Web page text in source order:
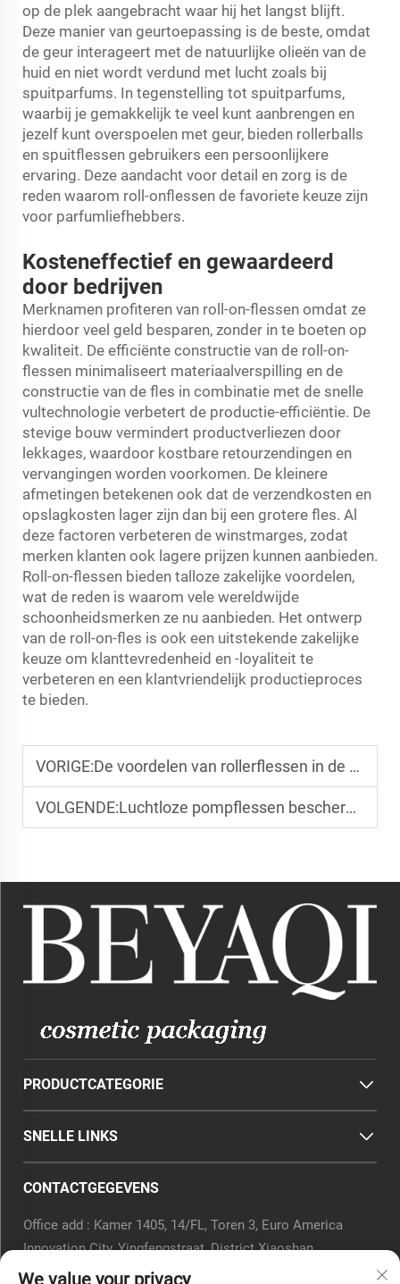
op de plek aangebracht waar hij het langst blijft.
Deze manier van geurtoepassing is de beste, omdat
de geur interageert met de natuurlijke olieën van de
huid en niet wordt verdund met lucht zoals bij
spuitparfums. In tegenstelling tot spuitparfums,
waarbij je gemakkelijk te veel kunt aanbrengen en
jezelf kunt overspoelen met geur, bieden rollerballs
en spuitflessen gebruikers een persoonlijkere
ervaring. Deze aandacht voor detail en zorg is de
reden waarom roll-onflessen de favoriete keuze zijn
voor parfumliefhebbers.
Kosteneffectief en gewaardeerd
door bedrijven
Merknamen profiteren van roll-on-flessen omdat ze
hierdoor veel geld besparen, zonder in te boeten op
kwaliteit. De efficiënte constructie van de roll-on-
flessen minimaliseert materiaalverspilling en de
constructie van de fles in combinatie met de snelle
vultechnologie verbetert de productie-efficiëntie. De
stevige bouw vermindert productverliezen door
lekkages, waardoor kostbare retourzendingen en
vervangingen worden voorkomen. De kleinere
afmetingen betekenen ook dat de verzendkosten en
opslagkosten lager zijn dan bij een grotere fles. Al
deze factoren verbeteren de winstmarges, zodat
merken klanten ook lagere prijzen kunnen aanbieden.
Roll-on-flessen bieden talloze zakelijke voordelen,
wat de reden is waarom vele wereldwijde
schoonheidsmerken ze nu aanbieden. Het ontwerp
van de roll-on-fles is ook een uitstekende zakelijke
keuze om klanttevredenheid en -loyaliteit te
verbeteren en een klantvriendelijk productieproces
te bieden.
VORIGE:De voordelen van rollerflessen in de huidverzorging.
VOLGENDE:Luchtloze pompflessen beschermen tegen oxidatie.
PRODUCTCATEGORIE
SNELLE LINKS
CONTACTGEGEVENS
Office add : Kamer 1405, 14/FL, Toren 3, Euro America
Innovation City, Yingfengstraat, District Xiaoshan,
Hangzhou, Provincie Zhejiang, China.
We value your privacy